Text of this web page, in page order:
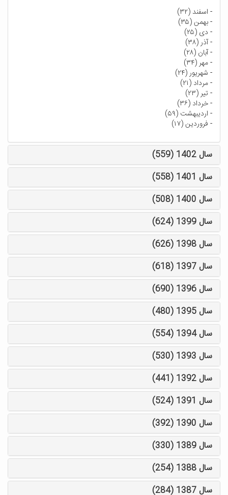
- اسفند (۳۲)
-بهمن (۳۵)
- دی (۲۵)
-آذر (۳۸)
-آبان (۲۸)
-مهر (۳۴)
- شهریور (۲۴)
-مرداد (۲۱)
-تیر (۲۳)
-خرداد (۳۶)
- اردیبهشت (۵۹)
- فروردین (۱۷)
سال 1402 (559)
سال 1401 (558)
سال 1400 (508)
سال 1399 (624)
سال 1398 (626)
سال 1397 (618)
سال 1396 (690)
سال 1395 (480)
سال 1394 (554)
سال 1393 (530)
سال 1392 (441)
سال 1391 (524)
سال 1390 (392)
سال 1389 (330)
سال 1388 (254)
سال 1387 (284)